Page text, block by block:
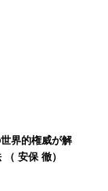
界的権威が解
安保 徹）